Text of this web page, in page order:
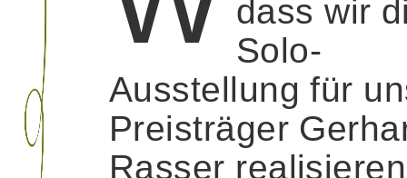
dass wir
Solo-
Ausstellung für
Preisträger
Rasser realisieren